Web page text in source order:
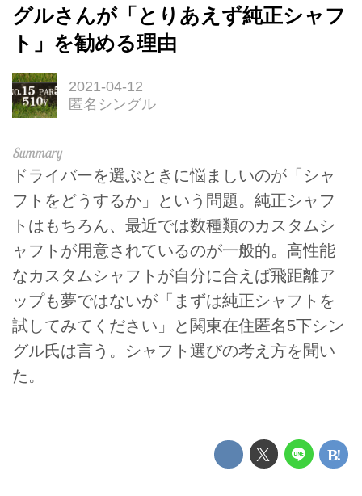
グルさんが「とりあえず純正シャフ
ト」を勧める理由
2021-04-12
匿名シングル
ドライバーを選ぶときに悩ましいのが「シャ
フトをどうするか」という問題。純正シャフ
トはもちろん、最近では数種類のカスタムシ
ャフトが用意されているのが一般的。高性能
なカスタムシャフトが自分に合えば飛距離ア
ップも夢ではないが「まずは純正シャフトを
試してみてください」と関東在住匿名5下シン
グル氏は言う。シャフト選びの考え方を聞い
た。